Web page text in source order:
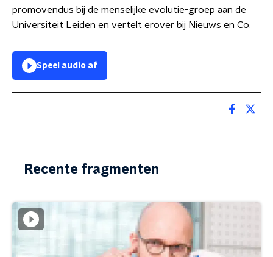
promovendus bij de menselijke evolutie-groep aan de
Universiteit Leiden en vertelt erover bij Nieuws en Co.
Speel audio af
Recente fragmenten